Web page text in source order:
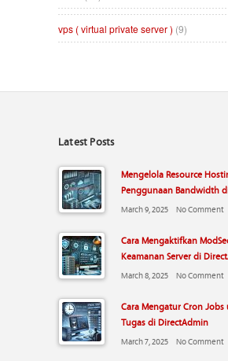
vps ( virtual private server ) (9)
Latest Posts
Mengelola Resource
Penggunaan Bandwidth
March 9, 2025 No Comment
Cara Mengaktifkan
Keamanan Server di
March 8, 2025 No Comment
Cara Mengatur Cron
Tugas di DirectAdmin
March 7, 2025 No Comment